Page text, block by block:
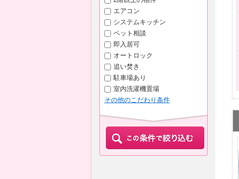
エアコン
システムキッチン
ペット相談
即入居可
オートロック
追い焚き
駐車場あり
室内洗濯機置場
その他のこだわり条件